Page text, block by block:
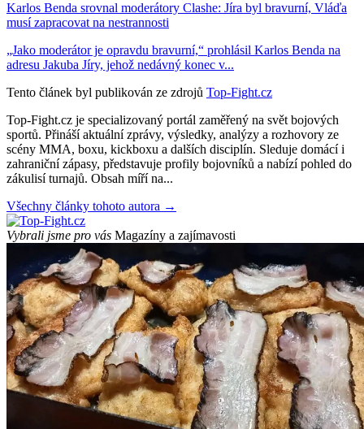
Karlos Benda srovnal moderátory Clashe: Jíra byl bravurní, Vláďa
musí zapracovat na nestrannosti
„Jako moderátor je opravdu bravurní,“ prohlásil Karlos Benda na
adresu Jakuba Jíry, jehož nedávný konec v...
Tento článek byl publikován ze zdrojů Top-Fight.cz
Top-Fight.cz je specializovaný portál zaměřený na svět bojových
sportů. Přináší aktuální zprávy, výsledky, analýzy a rozhovory ze
scény MMA, boxu, kickboxu a dalších disciplín. Sleduje domácí i
zahraniční zápasy, představuje profily bojovníků a nabízí pohled do
zákulisí turnajů. Obsah míří na...
Všechny články tohoto autora →
Vybrali jsme pro vás Magazíny a zajímavosti